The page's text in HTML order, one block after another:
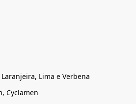
Lima e Verbena
Cyclamen